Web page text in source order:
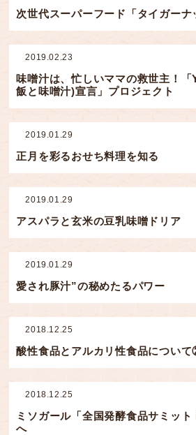
次世代スーパーフード「タイガーナ
2019.02.23
味噌汁は、忙しいママの救世主！
飯と味噌汁)宣言」プロジェクト
2019.01.29
正月を彩るおせち料理を知る
2019.01.29
アスパラと玄米の豆乳味噌ドリア
2019.01.29
愛され豚汁”の秘めたるパワー
2018.12.25
酸性食品とアルカリ性食品につい
2018.12.25
ミソガール「全国発酵食品サミット
へ